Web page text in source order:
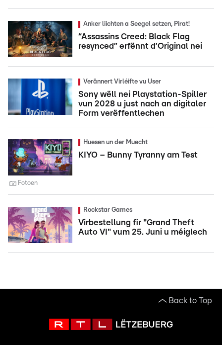
Anker liichten a Seegel setzen, Pirat!
“Assassins Creed: Black Flag
resynced” erfënnt d’Original nei
Verännert Virléifte vu User
Sony wëll nei Playstation-Spiller
vun 2028 u just nach an digitaler
Form verëffentlechen
Huesen un der Muecht
KIYO – Bunny Tyranny am Test
Fotoen
Rockstar Games
Virbestellung fir "Grand Theft
Auto VI" vum 25. Juni u méiglech
Back to Top